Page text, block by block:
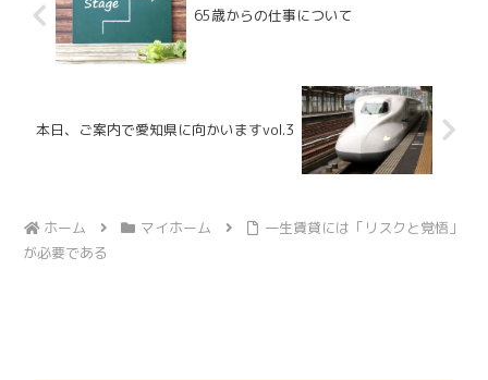
65歳からの仕事について
本日、ご案内で愛知県に向かいますvol.3
ホーム マイホーム
一生賃貸には「リスクと覚悟」
が必要である